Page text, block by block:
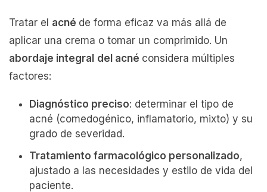
Tratar el acné de forma eficaz va más allá de
aplicar una crema o tomar un comprimido. Un
abordaje integral del acné considera múltiples
factores:
Diagnóstico preciso: determinar el tipo de
acné (comedogénico, inflamatorio, mixto) y su
grado de severidad.
Tratamiento farmacológico personalizado,
ajustado a las necesidades y estilo de vida del
paciente.